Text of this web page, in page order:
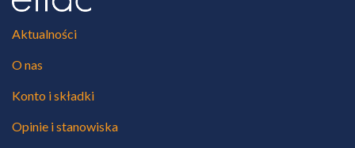
Aktualności
O nas
Konto i składki
Opinie i stanowiska